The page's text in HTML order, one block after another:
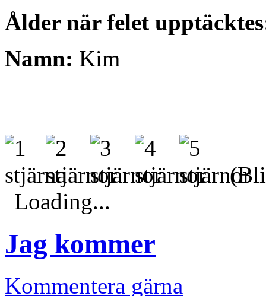
Ålder när felet
Namn: Kim
(Bli
Loading...
Jag kommer
Kommentera gärna